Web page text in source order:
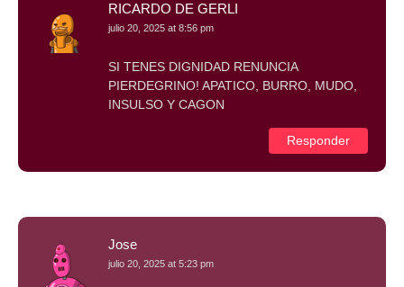
RICARDO DE GERLI
julio 20, 2025 at 8:56 pm
SI TENES DIGNIDAD RENUNCIA
PIERDEGRINO! APATICO, BURRO, MUDO,
INSULSO Y CAGON
Responder
Jose
julio 20, 2025 at 5:23 pm